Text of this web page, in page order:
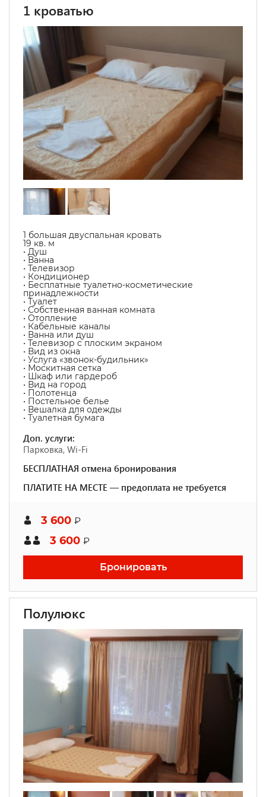
1 кроватью
1 большая двуспальная кровать
19 кв. м
• Душ
• Ванна
• Телевизор
• Кондиционер
• Бесплатные туалетно-косметические
принадлежности
• Туалет
• Собственная ванная комната
• Отопление
• Кабельные каналы
• Ванна или душ
• Телевизор с плоским экраном
• Вид из окна
• Услуга «звонок-будильник»
• Москитная сетка
• Шкаф или гардероб
• Вид на город
• Полотенца
• Постельное белье
• Вешалка для одежды
• Туалетная бумага
Доп. услуги:
Парковка, Wi-Fi
БЕСПЛАТНАЯ отмена бронирования
ПЛАТИТЕ НА МЕСТЕ — предоплата не требуется
3 600 ₽
3 600 ₽
Бронировать
Полулюкс